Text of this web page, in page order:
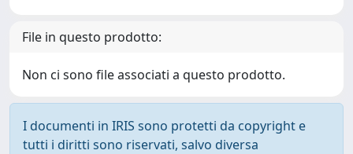
File in questo prodotto:
Non ci sono file associati a questo prodotto.
I documenti in IRIS sono protetti da copyright e
tutti i diritti sono riservati, salvo diversa